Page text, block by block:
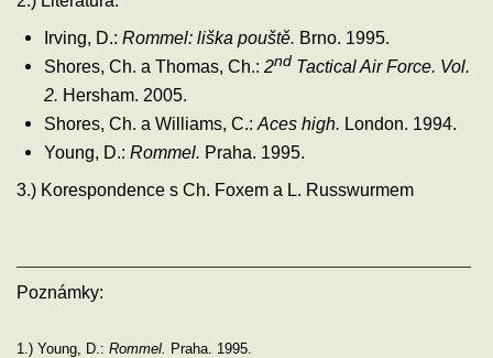
Irving, D.: Rommel: liška pouště. Brno. 1995.
Shores, Ch. a Thomas, Ch.: 2nd Tactical Air Force. Vol.
2. Hersham. 2005.
Shores, Ch. a Williams, C.: Aces high. London. 1994.
Young, D.: Rommel. Praha. 1995.
3.) Korespondence s Ch. Foxem a L. Russwurmem
Poznámky:
1.) Young, D.: Rommel. Praha. 1995.